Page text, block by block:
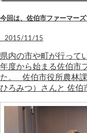
今回は、佐伯市ファーマーズ
2015/11/15
県内の市や町が行って
年度から始まる佐伯市
た。 佐伯市役所農林
ひろみつ）さんと 佐伯